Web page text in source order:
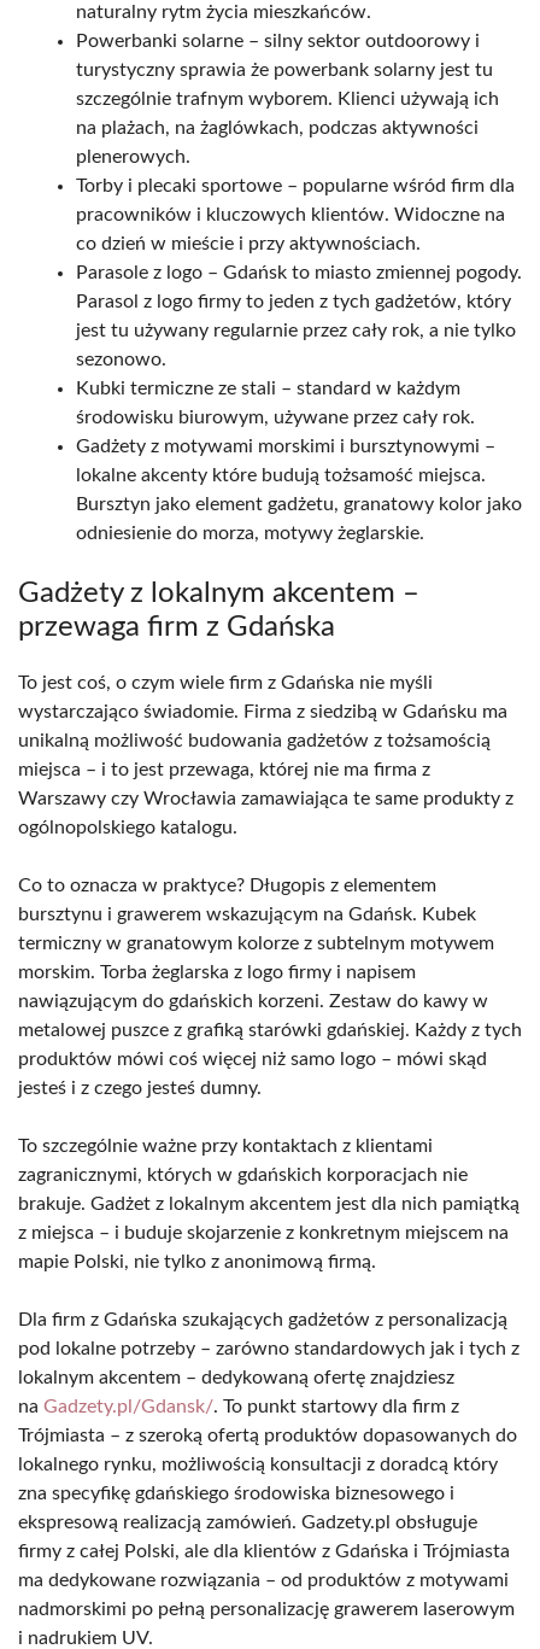
naturalny rytm życia mieszkańców.
Powerbanki solarne – silny sektor outdoorowy i
turystyczny sprawia że powerbank solarny jest tu
szczególnie trafnym wyborem. Klienci używają ich
na plażach, na żaglówkach, podczas aktywności
plenerowych.
Torby i plecaki sportowe – popularne wśród firm dla
pracowników i kluczowych klientów. Widoczne na
co dzień w mieście i przy aktywnościach.
Parasole z logo – Gdańsk to miasto zmiennej pogody.
Parasol z logo firmy to jeden z tych gadżetów, który
jest tu używany regularnie przez cały rok, a nie tylko
sezonowo.
Kubki termiczne ze stali – standard w każdym
środowisku biurowym, używane przez cały rok.
Gadżety z motywami morskimi i bursztynowymi –
lokalne akcenty które budują tożsamość miejsca.
Bursztyn jako element gadżetu, granatowy kolor jako
odniesienie do morza, motywy żeglarskie.
Gadżety z lokalnym akcentem –
przewaga firm z Gdańska
To jest coś, o czym wiele firm z Gdańska nie myśli
wystarczająco świadomie. Firma z siedzibą w Gdańsku ma
unikalną możliwość budowania gadżetów z tożsamością
miejsca – i to jest przewaga, której nie ma firma z
Warszawy czy Wrocławia zamawiająca te same produkty z
ogólnopolskiego katalogu.
Co to oznacza w praktyce? Długopis z elementem
bursztynu i grawerem wskazującym na Gdańsk. Kubek
termiczny w granatowym kolorze z subtelnym motywem
morskim. Torba żeglarska z logo firmy i napisem
nawiązującym do gdańskich korzeni. Zestaw do kawy w
metalowej puszce z grafiką starówki gdańskiej. Każdy z tych
produktów mówi coś więcej niż samo logo – mówi skąd
jesteś i z czego jesteś dumny.
To szczególnie ważne przy kontaktach z klientami
zagranicznymi, których w gdańskich korporacjach nie
brakuje. Gadżet z lokalnym akcentem jest dla nich pamiątką
z miejsca – i buduje skojarzenie z konkretnym miejscem na
mapie Polski, nie tylko z anonimową firmą.
Dla firm z Gdańska szukających gadżetów z personalizacją
pod lokalne potrzeby – zarówno standardowych jak i tych z
lokalnym akcentem – dedykowaną ofertę znajdziesz
na Gadzety.pl/Gdansk/. To punkt startowy dla firm z
Trójmiasta – z szeroką ofertą produktów dopasowanych do
lokalnego rynku, możliwością konsultacji z doradcą który
zna specyfikę gdańskiego środowiska biznesowego i
ekspresową realizacją zamówień. Gadzety.pl obsługuje
firmy z całej Polski, ale dla klientów z Gdańska i Trójmiasta
ma dedykowane rozwiązania – od produktów z motywami
nadmorskimi po pełną personalizację grawerem laserowym
i nadrukiem UV.